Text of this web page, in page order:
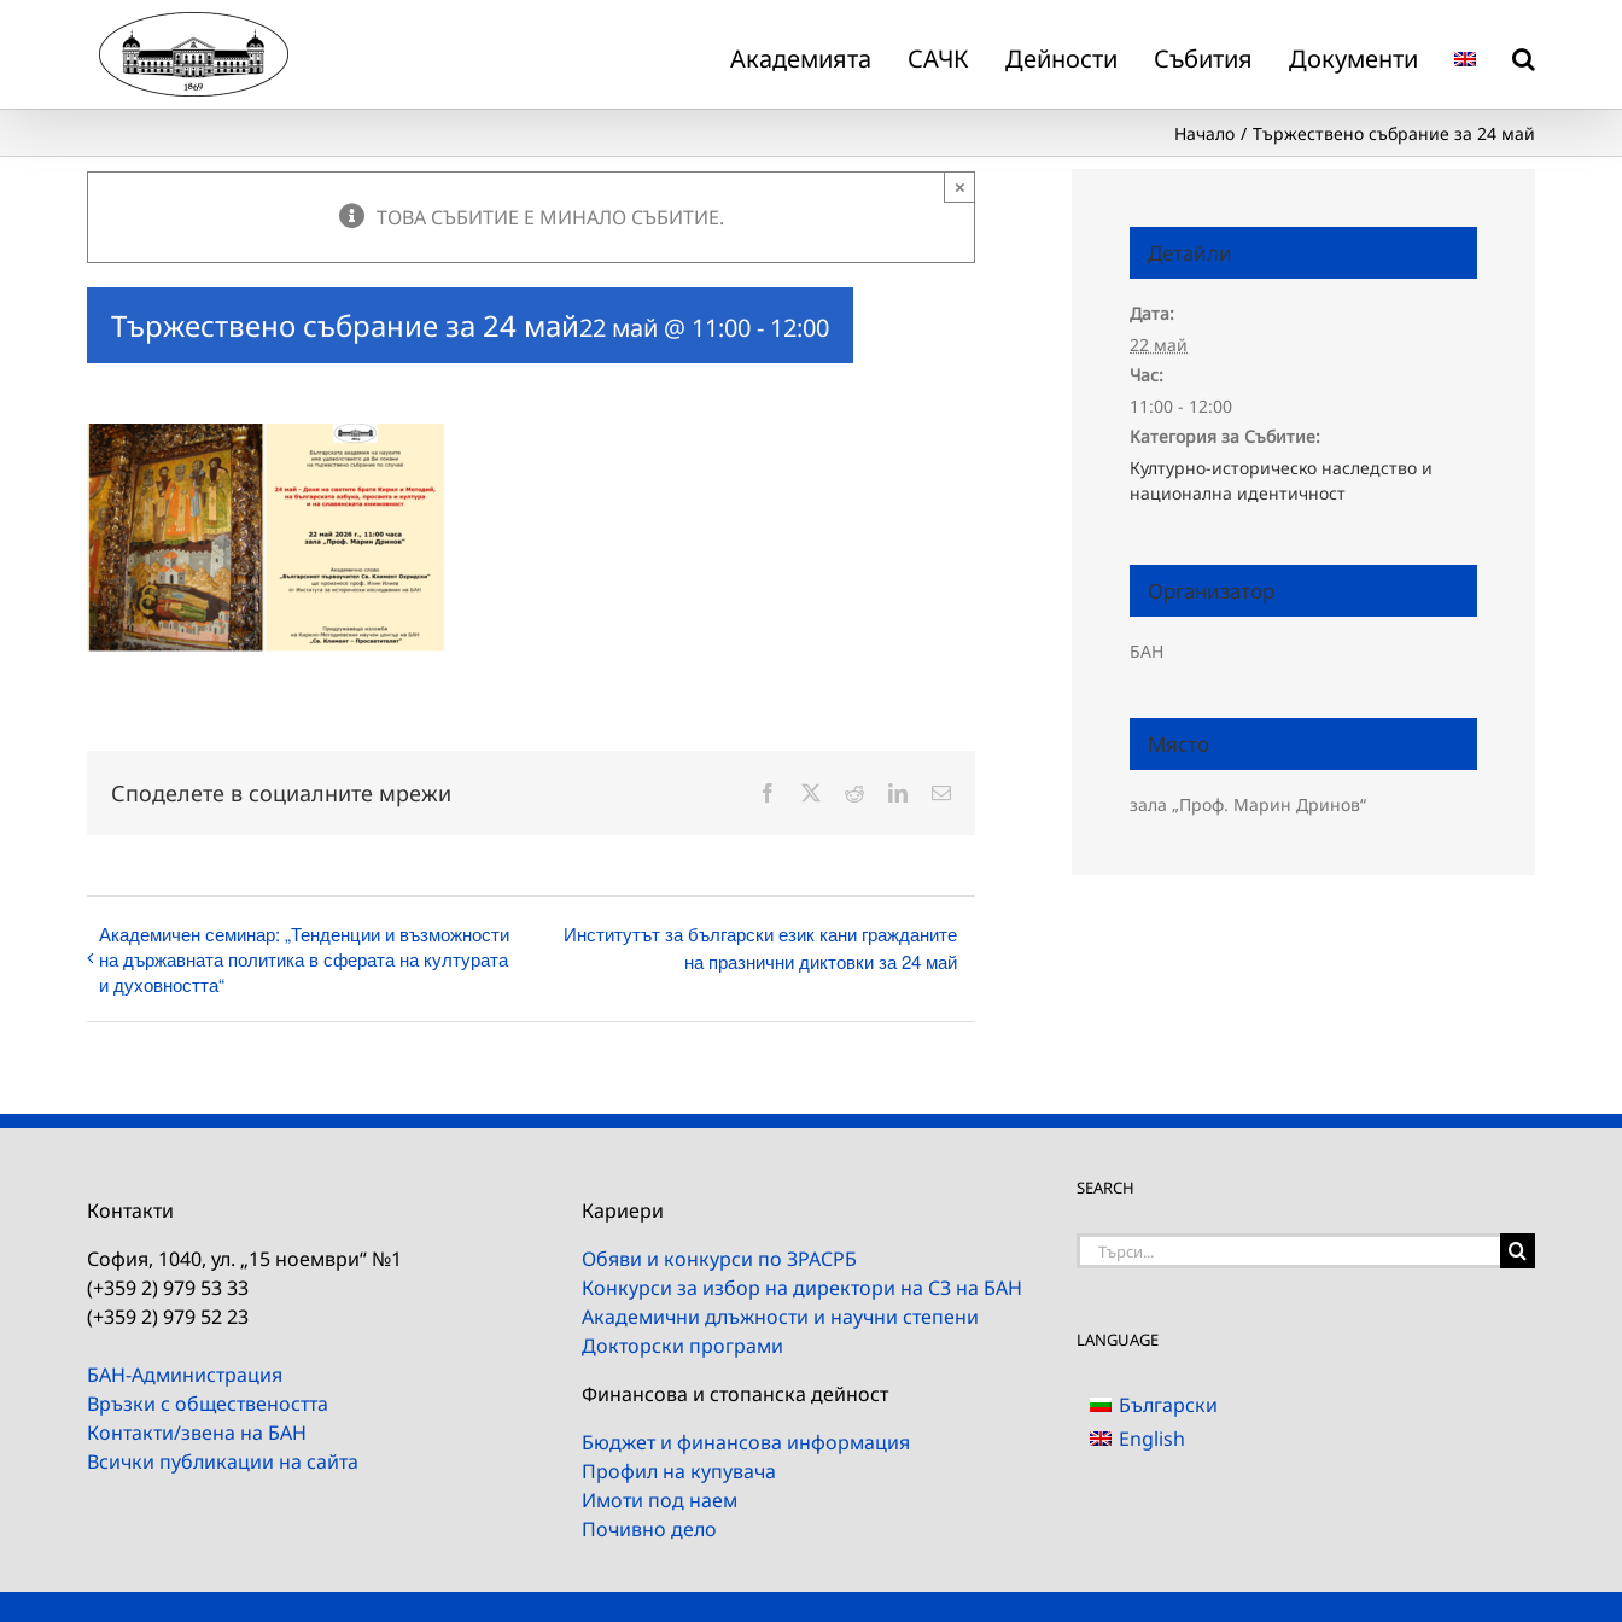
Академията САЧК Дейности Събития Документи
Начало Тържествено събрание за 24 май
ТОВА СЪБИТИЕ Е МИНАЛО СЪБИТИЕ.
×
Тържествено събрание за 24 май22 май @ 11:00- 12:00
Споделете в социалните мрежи Facebook RedditLinkedInЕлектронна
Академичен семинар: „Тенденции и възможности
на държавната политика в сферата на културата
и духовността“
Институтът за български език кани гражданите
на празнични диктовки за 24 май
Детайли
Дата:
22 май
Час:
11:00 - 12:00
Категория за Събитие:
Културно-историческо наследство и
национална идентичност
Организатор
БАН
Място
зала „Проф. Марин Дринов“
Контакти
София, 1040, ул. „15 ноември“ №1
(+359 2) 979 53 33
(+359 2) 979 52 23
БАН-Администрация
Връзки с обществеността
Контакти/звена на БАН
Всички публикации на сайта
Кариери
Обяви и конкурси по ЗРАСРБ
Конкурси за избор на директори на СЗ на БАН
Академични длъжности и научни степени
Докторски програми
Финансова и стопанска дейност
Бюджет и финансова информация
Профил на купувача
Имоти под наем
Почивно дело
SEARCH
Търсене
LANGUAGE
Български
English